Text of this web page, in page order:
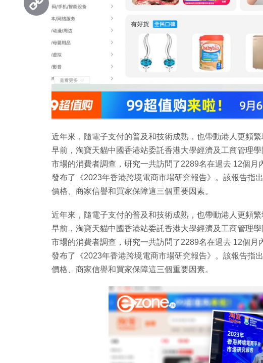
近年來，隨電子支付的普及和技術成熟，也帶動港人更頻
早前，淘寶天貓中國香港站委託香港大學經濟及工商管理
市場的消費者調查，研究一共訪問了2289名在過去 12個
發布了《2023年香港跨境電商市場研究報告》。該報告指
價格、商家信譽和買家保障這三個重要因素。
近年來，隨電子支付的普及和技術成熟，也帶動港人更頻
早前，淘寶天貓中國香港站委託香港大學經濟及工商管理
市場的消費者調查，研究一共訪問了2289名在過去 12個
發布了《2023年香港跨境電商市場研究報告》。該報告指
價格、商家信譽和買家保障這三個重要因素。
Copy
Link